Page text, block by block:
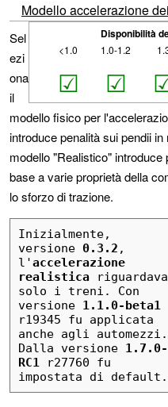
Modello accelerazione
Disponibilità
<1.0
☑
1.0-1.2
☑
Sel
ezi
ona
il
modello fisico per
introduce penalità sui pendii
modello "Realistico"
base a varie proprietà della
lo sforzo di trazione.
Inizialmente,
versione 0.3.2 ,
l'accelerazione
realistica riguardava
solo i treni. Con
versione 1.1.0-beta1
r19345 fu applicata
anche agli automezzi.
Dalla versione 1.7.0-
RC1 r27760 fu
impostata di default.